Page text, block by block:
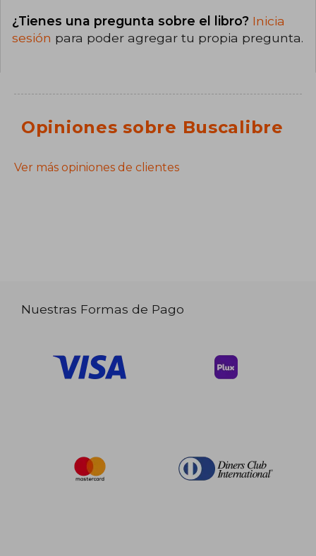
¿Tienes una pregunta sobre el libro? Inicia
sesión para poder agregar tu propia pregunta.
Opiniones sobre Buscalibre
Ver más opiniones de clientes
Nuestras Formas de Pago